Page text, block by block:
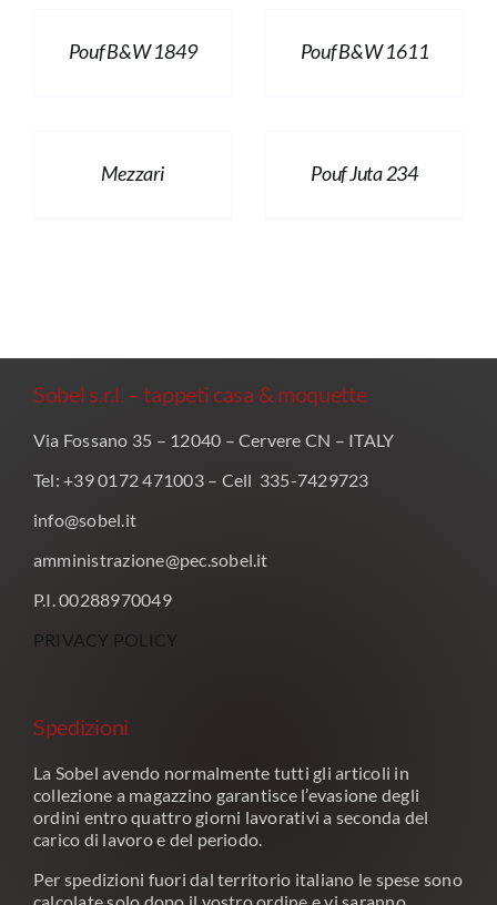
Pouf B&W 1849 Pouf B&W 1611
Mezzari Pouf Juta 234
Sobel s.r.l. – tappeti casa & moquette
Via Fossano 35 – 12040 – Cervere CN – ITALY
Tel: +39 0172 471003 – Cell 335-7429723
info@sobel.it
amministrazione@pec.sobel.it
P.I. 00288970049
PRIVACY POLICY
Spedizioni
La Sobel avendo normalmente tutti gli articoli in
collezione a magazzino garantisce l’evasione degli
ordini entro quattro giorni lavorativi a seconda del
carico di lavoro e del periodo.
Per spedizioni fuori dal territorio italiano le spese sono
calcolate solo dopo il vostro ordine e vi saranno